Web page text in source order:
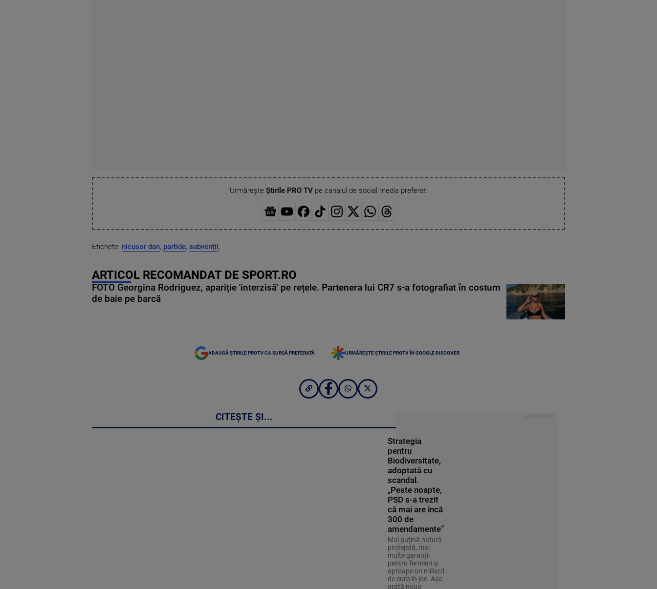
Urmărește Știrile PRO TVpe canalul de social media preferat:
Etichete: nicusor dan, partide, subvenții,
ARTICOL RECOMANDAT DE SPORT.RO
FOTO Georgina Rodriguez, apariție 'interzisă' pe rețele. Partenera lui CR7 s-a fotografiat în costum
de baie pe barcă
ADAUGĂ ȘTIRILE PROTV CA SURSĂ PREFERATĂ URMĂREȘTE ȘTIRILE PROTV ÎN GOOGLE DISCOVER
CITEȘTE ȘI...
Strategia
pentru
Biodiversitate,
adoptată cu
scandal.
„Peste noapte,
PSD s-a trezit
că mai are încă
300 de
amendamente”
Mai puțină natură
protejată, mai
multe garanții
pentru fermieri și
aproape un miliard
de euro în joc. Așa
arată noua